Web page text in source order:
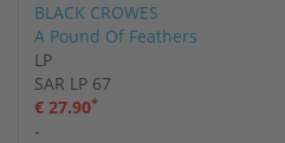
BLACK CROWES
A Pound Of Feathers
LP
SAR LP 67
€ 27.90*
-